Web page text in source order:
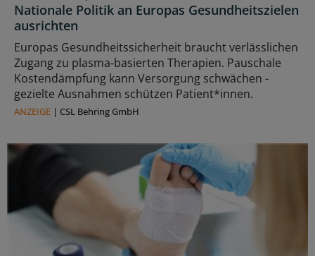
Nationale Politik an Europas Gesundheitszielen
ausrichten
Europas Gesundheitssicherheit braucht verlässlichen
Zugang zu plasma‑basierten Therapien. Pauschale
Kostendämpfung kann Versorgung schwächen -
gezielte Ausnahmen schützen Patient*innen.
ANZEIGE | CSL Behring GmbH